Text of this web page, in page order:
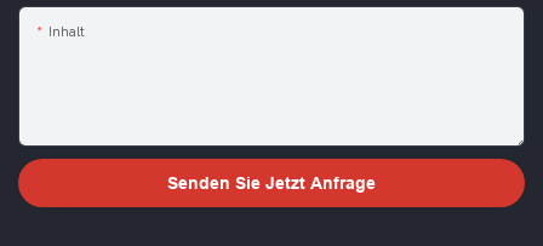
Inhalt
Senden Sie Jetzt Anfrage